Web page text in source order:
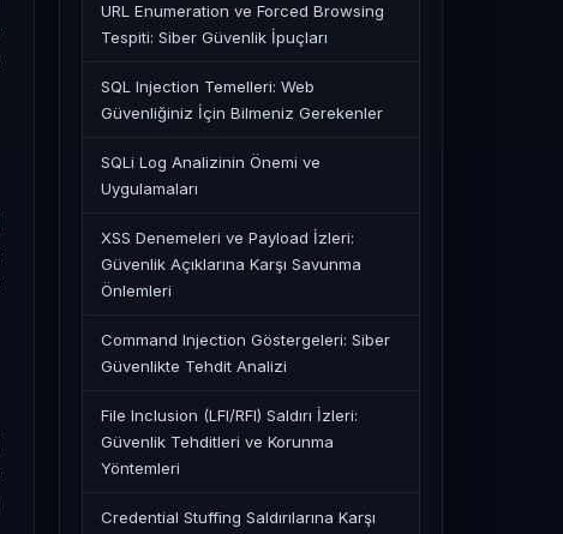
URL Enumeration ve Forced Browsing
Tespiti: Siber Güvenlik İpuçları
SQL Injection Temelleri: Web
Güvenliğiniz İçin Bilmeniz Gerekenler
SQLi Log Analizinin Önemi ve
Uygulamaları
XSS Denemeleri ve Payload İzleri:
Güvenlik Açıklarına Karşı Savunma
Önlemleri
Command Injection Göstergeleri: Siber
Güvenlikte Tehdit Analizi
File Inclusion (LFI/RFI) Saldırı İzleri:
Güvenlik Tehditleri ve Korunma
Yöntemleri
Credential Stuffing Saldırılarına Karşı